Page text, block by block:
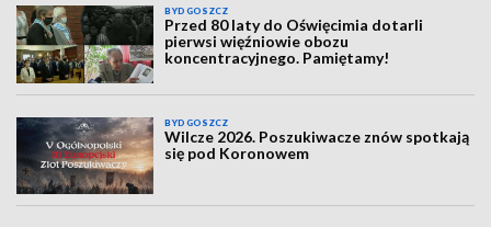
BYDGOSZCZ
Przed 80 laty do Oświęcimia dotarli
pierwsi więźniowie obozu
koncentracyjnego. Pamiętamy!
BYDGOSZCZ
Wilcze 2026. Poszukiwacze znów spotkają
się pod Koronowem